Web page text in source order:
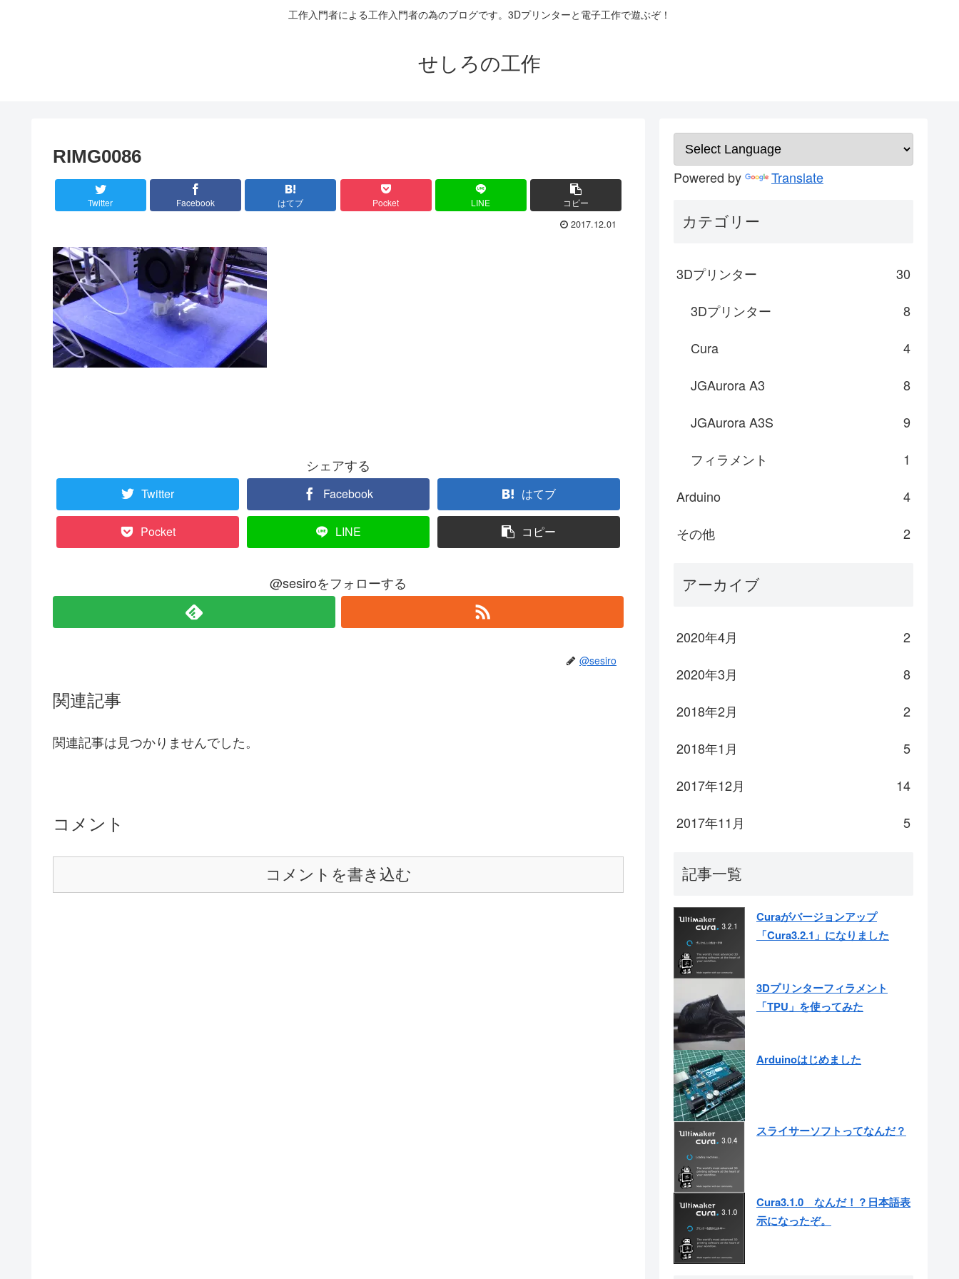
工作入門者による工作入門者の為のブログです。3Dプリンターと電子工作で遊ぶぞ！
せしろの工作
RIMG0086
Twitter Facebook はてブ Pocket LINE コピー
2017.12.01
シェアする
Twitter Facebook はてブ
Pocket LINE コピー
@sesiroをフォローする
@sesiro
関連記事
関連記事は見つかりませんでした。
コメント
コメントを書き込む
Powered by Translate
カテゴリー
3Dプリンター
30
3Dプリンター
8
Cura
4
JGAurora A3
8
JGAurora A3S
9
フィラメント
1
Arduino
4
その他
2
アーカイブ
2020年4月
2
2020年3月
8
2018年2月
2
2018年1月
5
2017年12月
14
2017年11月
5
記事一覧
Curaがバージョンアップ
「Cura3.2.1」になりました
3Dプリンターフィラメント
「TPU」を使ってみた
Arduinoはじめました
スライサーソフトってなんだ？
Cura3.1.0 なんだ！？日本語表
示になったぞ。